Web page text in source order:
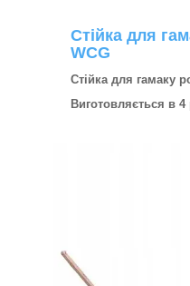
Стійка для
WCG
Стійка для гамаку
Виготовляється в 4